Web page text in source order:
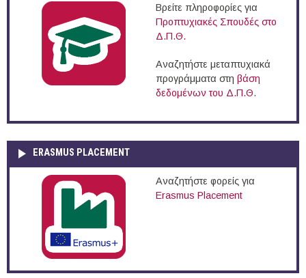
Βρείτε πληροφορίες για
Προπτυχιακές Σπουδές στο
Δ.Π.Θ.
Αναζητήστε μεταπτυχιακά
προγράμματα στη βάση
δεδομένων του Δ.Π.Θ.
ERASMUS PLACEMENT
Αναζητήστε φορείς για
Erasmus Placement